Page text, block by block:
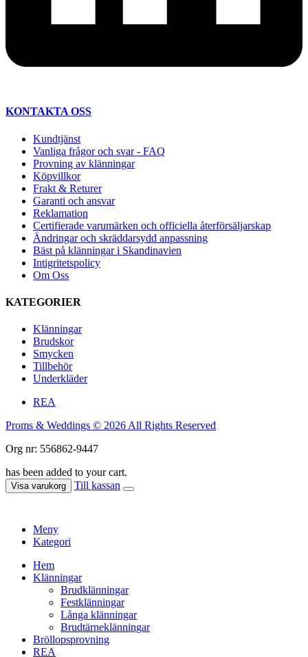
KONTAKTA OSS
Kundtjänst
Vanliga frågor och svar - FAQ
Provning av klänningar
Köpvillkor
Frakt & Returer
Garanti och ansvar
Reklamation
Certifierade varumärken och officiella återförsäljarskap
Ändringar och skräddarsydd anpassning
Bäst på klänningar i Skandinavien
Intigritetspolicy
Om Oss
KATEGORIER
Klänningar
Brudskor
Smycken
Tillbehör
Underkläder
REA
Proms & Weddings © 2026 All Rights Reserved
Org nr: 556862-9447
has been added to your cart.
Visa varukorg Till kassan
Meny
Kategori
Hem
Klänningar
Brudklänningar
Festklänningar
Långa klänningar
Brudtärneklänningar
Bröllopsprovning
REA